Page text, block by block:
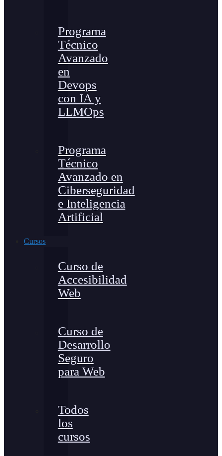
Programa
Técnico
Avanzado
en
Devops
con IA y
LLMOps
Programa
Técnico
Avanzado en
Ciberseguridad
e Inteligencia
Artificial
Cursos
Curso de
Accesibilidad
Web
Curso de
Desarrollo
Seguro
para Web
Todos
los
cursos